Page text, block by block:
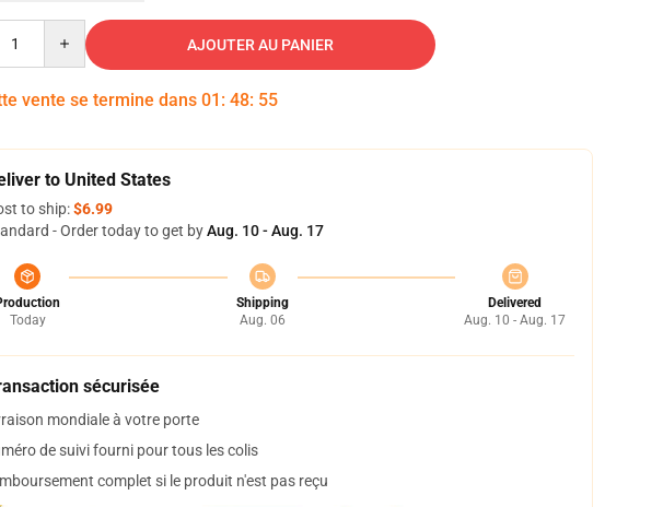
AJOUTER AU PANIER
vente se termine dans 01 : 48: 54
to United States
to ship:$6.99
- Order today to get byAug. 10 - Aug. 17
Today
Shipping
Aug. 06
Delivered
Aug. 10 - Aug. 17
sécurisée
mondiale à votre porte
de suivi fourni pour tous les colis
complet si le produit n'est pas reçu